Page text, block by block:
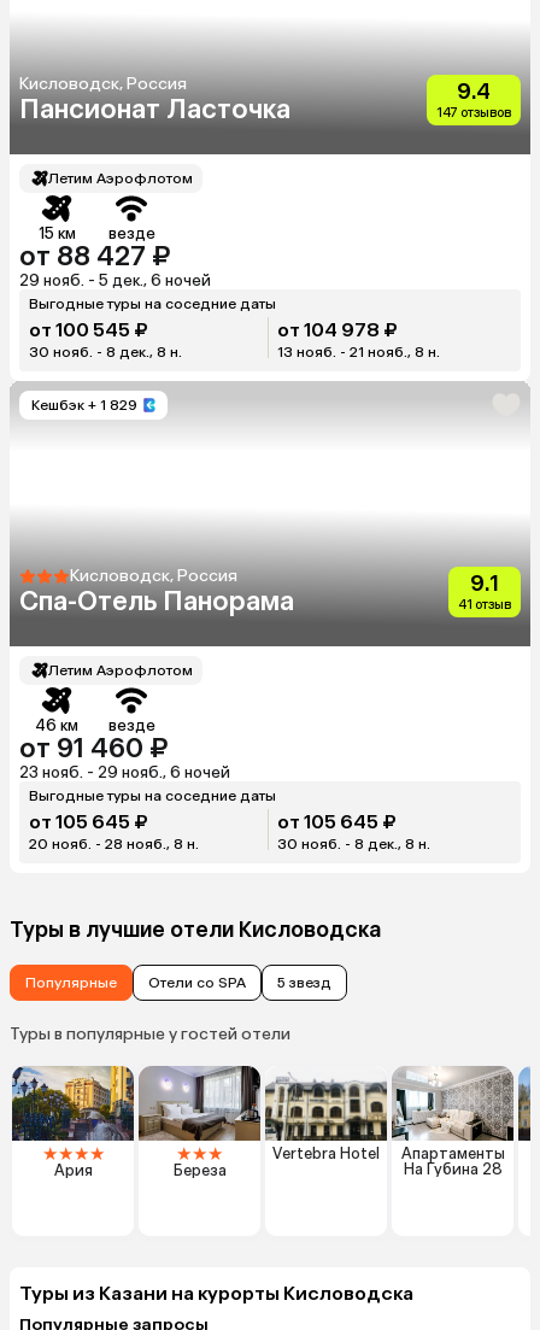
Кисловодск, Россия
Пансионат Ласточка
9.4
147 отзывов
Летим Аэрофлотом
15 км везде
от 88 427 ₽
29 нояб. - 5 дек., 6 ночей
Выгодные туры на соседние даты
от 100 545 ₽
30 нояб. - 8 дек., 8 н.
от 104 978 ₽
13 нояб. - 21 нояб., 8 н.
Кешбэк + 1 829
Кисловодск, Россия
Спа-Отель Панорама
9.1
41 отзыв
Летим Аэрофлотом
46 км везде
от 91 460 ₽
23 нояб. - 29 нояб., 6 ночей
Выгодные туры на соседние даты
от 105 645 ₽
20 нояб. - 28 нояб., 8 н.
от 105 645 ₽
30 нояб. - 8 дек., 8 н.
Туры в лучшие отели Кисловодска
Популярные Отели со SPA 5 звезд
Туры в популярные у гостей отели
★★★★
Ария
★★★
Береза
Vertebra Hotel
Апартаменты
На Губина 28
Туры из Казани на курорты Кисловодска
Популярные запросы